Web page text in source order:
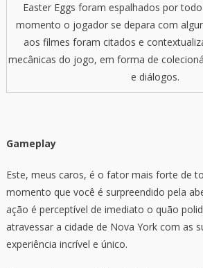
Easter Eggs foram espalhados por
momento o jogador se depara com
aos filmes foram citados e
mecânicas do jogo, em forma de
e diálogos.
Gameplay
Este, meus caros, é o fator mais forte de
momento que você é surpreendido pela
ação é perceptível de imediato o quão
atravessar a cidade de Nova York com as
experiência incrível e único.